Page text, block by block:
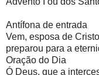
Antífona de entrada
Vem, esposa de
preparou para a
Oração do Dia
Ó Deus, que a